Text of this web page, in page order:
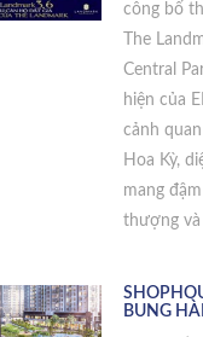
công bố
The
Central
hiện của
cảnh
Hoa Kỳ,
mang
thượng và
BUNG